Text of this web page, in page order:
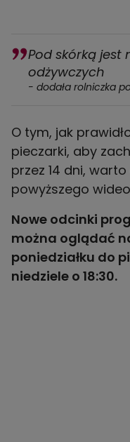
Pod skórką jest
odżywczych
- dodała rolniczka
O tym, jak
pieczarki, aby
przez 14 dni,
powyższego
Nowe odcinki
można oglądać
poniedziałku do
niedziele o 18:30.